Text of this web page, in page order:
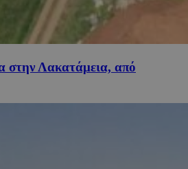
στην Λακατάμεια, από